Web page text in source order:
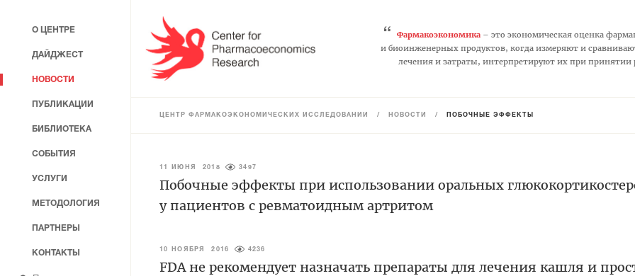
“ Фармакоэкономика– это экономическая оценка
и биоинженерных продуктов, когда измеряют и
лечения и затраты, интерпретируют их при
ЦЕНТР ФАРМАКОЭКОНОМИЧЕСКИХ ИССЛЕДОВАНИЙ / НОВОСТИ / ПОБОЧНЫЕ ЭФФЕКТЫ
11 ИЮНЯ 2018 3497
Побочные эффекты при использовании оральных
у пациентов с ревматоидным артритом
10 НОЯБРЯ 2016 4236
FDA не рекомендует назначать препараты для лечения кашля и
О ЦЕНТРЕ
ДАЙДЖЕСТ
НОВОСТИ
ПУБЛИКАЦИИ
БИБЛИОТЕКА
СОБЫТИЯ
УСЛУГИ
МЕТОДОЛОГИЯ
ПАРТНЕРЫ
КОНТАКТЫ